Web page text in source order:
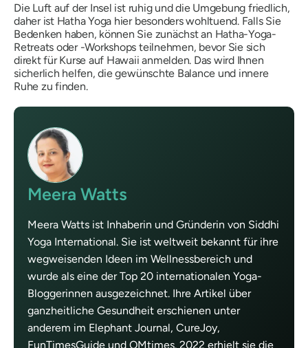
Die Luft auf der Insel ist ruhig und die Umgebung friedlich,
daher ist Hatha Yoga hier besonders wohltuend. Falls Sie
Bedenken haben, können Sie zunächst an Hatha-Yoga-
Retreats oder -Workshops teilnehmen, bevor Sie sich
direkt für Kurse auf Hawaii anmelden. Das wird Ihnen
sicherlich helfen, die gewünschte Balance und innere
Ruhe zu finden.
Meera Watts
Meera Watts ist Inhaberin und Gründerin von Siddhi
Yoga International. Sie ist weltweit bekannt für ihre
wegweisenden Ideen im Wellnessbereich und
wurde als eine der Top 20 internationalen Yoga-
Bloggerinnen ausgezeichnet. Ihre Artikel über
ganzheitliche Gesundheit erschienen unter
anderem im Elephant Journal, CureJoy,
FunTimesGuide und OMtimes. 2022 erhielt sie die